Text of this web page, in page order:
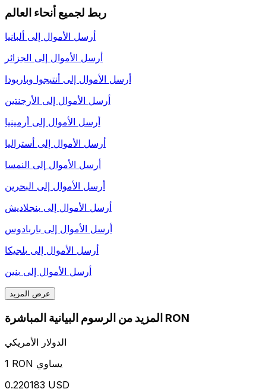
ربط لجميع أنحاء العالم
أرسل الأموال إلى ألبانيا
أرسل الأموال إلى الجزائر
أرسل الأموال إلى أنتيجوا وباربودا
أرسل الأموال إلى الأرجنتين
أرسل الأموال إلى أرمينيا
أرسل الأموال إلى أستراليا
أرسل الأموال إلى النمسا
أرسل الأموال إلى البحرين
أرسل الأموال إلى بنجلاديش
أرسل الأموال إلى باربادوس
أرسل الأموال إلى بلجيكا
أرسل الأموال إلى بنين
عرض المزيد
المزيد من الرسوم البيانية المباشرة RON
الدولار الأمريكي
1 RON يساوي
0.220183 USD